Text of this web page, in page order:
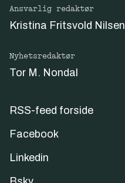
Ansvarlig redaktør
Kristina Fritsvold Nilsen
Nyhetsredaktør
Tor M. Nondal
RSS-feed forside
Facebook
Linkedin